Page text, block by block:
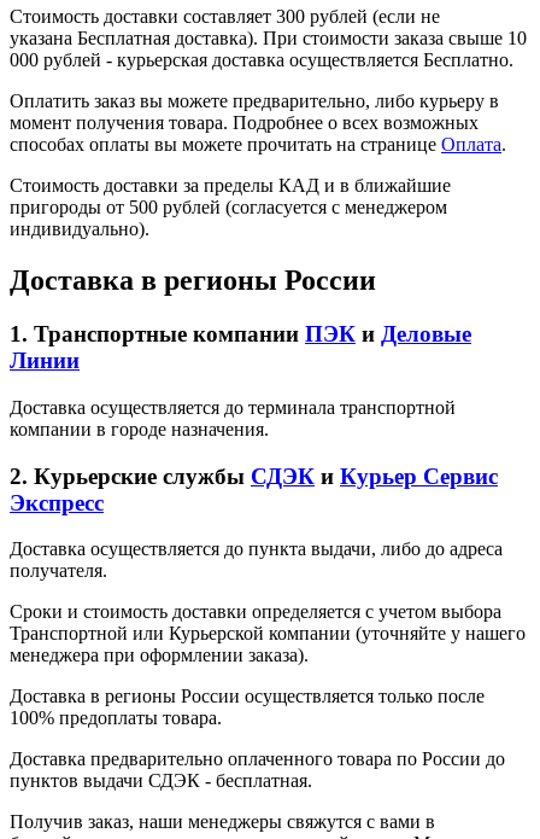
Стоимость доставки составляет 300 рублей (если не
указана Бесплатная доставка). При стоимости заказа свыше 10
000 рублей - курьерская доставка осуществляется Бесплатно.
Оплатить заказ вы можете предварительно, либо курьеру в
момент получения товара. Подробнее о всех возможных
способах оплаты вы можете прочитать на странице Оплата.
Стоимость доставки за пределы КАД и в ближайшие
пригороды от 500 рублей (согласуется с менеджером
индивидуально).
Доставка в регионы России
1. Транспортные компании ПЭК и Деловые
Линии
Доставка осуществляется до терминала транспортной
компании в городе назначения.
2. Курьерские службы СДЭК и Курьер Сервис
Экспресс
Доставка осуществляется до пункта выдачи, либо до адреса
получателя.
Сроки и стоимость доставки определяется с учетом выбора
Транспортной или Курьерской компании (уточняйте у нашего
менеджера при оформлении заказа).
Доставка в регионы России осуществляется только после
100% предоплаты товара.
Доставка предварительно оплаченного товара по России до
пунктов выдачи СДЭК - бесплатная.
Получив заказ, наши менеджеры свяжутся с вами в